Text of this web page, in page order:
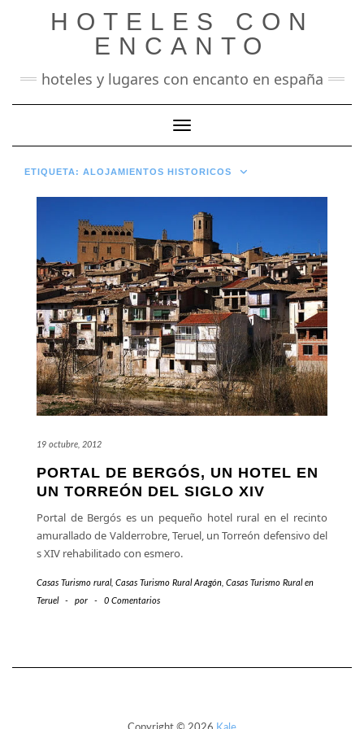
HOTELES CON
ENCANTO
hoteles y lugares con encanto en españa
Cambiar modo de navegación
ETIQUETA: ALOJAMIENTOS HISTORICOS
19 octubre, 2012
PORTAL DE BERGÓS, UN HOTEL EN
UN TORREÓN DEL SIGLO XIV
Portal de Bergós es un pequeño hotel rural en el recinto
amurallado de Valderrobre, Teruel, un Torreón defensivo del
s XIV rehabilitado con esmero.
Casas Turismo rural, Casas Turismo Rural Aragón Casas Turismo Rural en
Teruel
- por - 0 Comentarios